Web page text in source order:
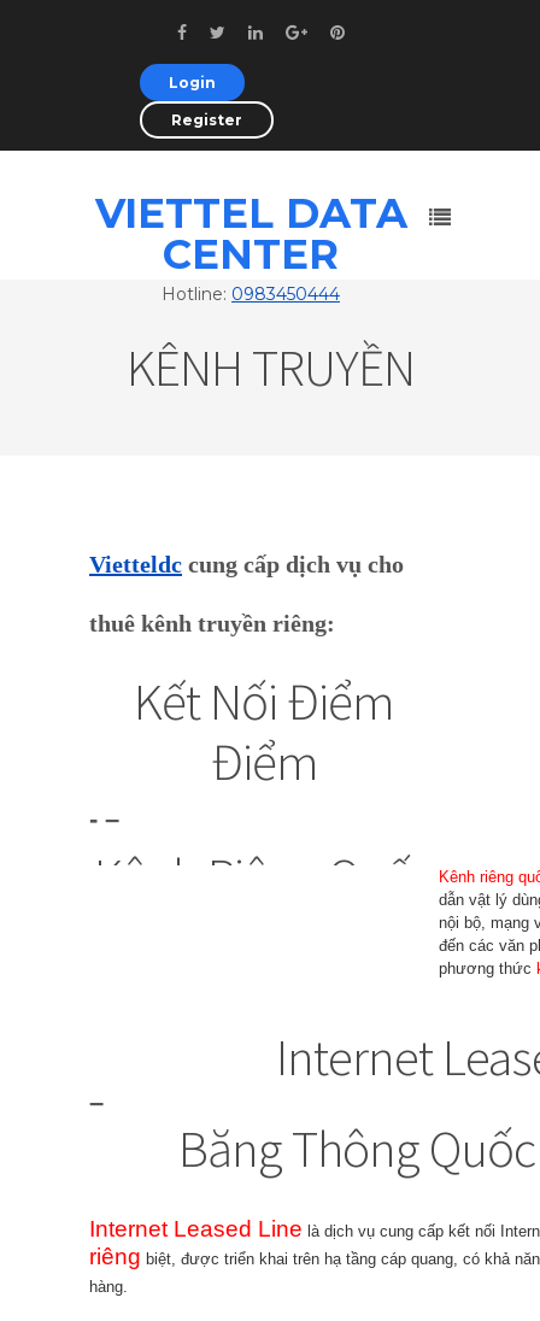
Login
Register
VIETTEL DATA
CENTER
Hotline: 0983450444
KÊNH TRUYỀN
Vietteldc cung cấp dịch vụ cho
thuê kênh truyền riêng:
Kết Nối Điểm
Điểm
-
Kênh Riêng Quốc
–
Kênh riêng
dẫn vật lý
nội bộ, mạng
đến các văn
phương thức
Internet
–
Băng Thông
Internet Leased Line là dịch vụ cung cấp kết nối
riêng biệt, được triển khai trên hạ tầng cáp quang, có khả
hàng.